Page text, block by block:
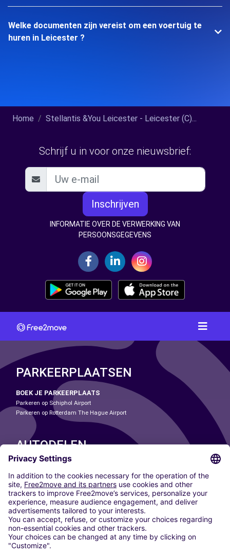
Welke documenten zijn vereist om een voertuig te
huren in Leicester ?
Home Stellantis &You Leicester - Leicester (C)...
Schrijf u in voor onze nieuwsbrief:
Inschrijven
INFORMATIE OVER DE VERWERKING VAN
PERSOONSGEGEVENS
PARKEERPLAATSEN
BOEK JE PARKEERPLAATS
Parkeren op Schiphol Airport
Parkeren op Rotterdam The Hague Airport
AUTODELEN
ONZE STEDEN
Paris
Madrid
Washington DC
Milaan
Rome
Turijn
Wenen
Berlijn